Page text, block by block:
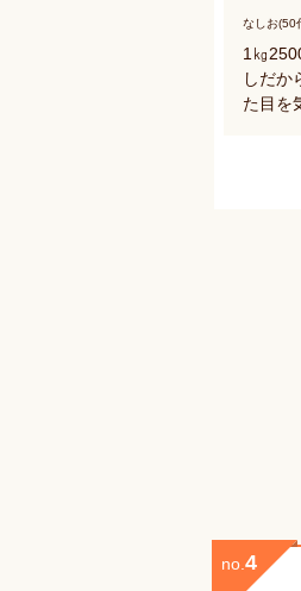
なしお(50
1㎏
しだか
た目を
no. 4